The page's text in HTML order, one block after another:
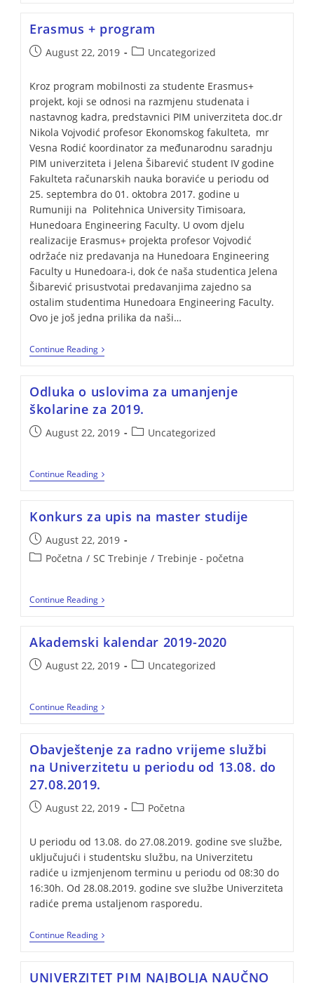
Erasmus + program
August 22, 2019 Uncategorized
Kroz program mobilnosti za studente Erasmus+
projekt, koji se odnosi na razmjenu studenata i
nastavnog kadra, predstavnici PIM univerziteta doc.dr
Nikola Vojvodić profesor Ekonomskog fakulteta, mr
Vesna Rodić koordinator za međunarodnu saradnju
PIM univerziteta i Jelena Šibarević student IV godine
Fakulteta računarskih nauka boraviće u periodu od
25. septembra do 01. oktobra 2017. godine u
Rumuniji na Politehnica University Timisoara,
Hunedoara Engineering Faculty. U ovom djelu
realizacije Erasmus+ projekta profesor Vojvodić
održaće niz predavanja na Hunedoara Engineering
Faculty u Hunedoara-i, dok će naša studentica Jelena
Šibarević prisustvotai predavanjima zajedno sa
ostalim studentima Hunedoara Engineering Faculty.
Ovo je još jedna prilika da naši…
Continue Reading
Odluka o uslovima za umanjenje
školarine za 2019.
August 22, 2019 Uncategorized
Continue Reading
Konkurs za upis na master studije
August 22, 2019
Početna / SC Trebinje / Trebinje - početna
Continue Reading
Akademski kalendar 2019-2020
August 22, 2019 Uncategorized
Continue Reading
Obavještenje za radno vrijeme službi
na Univerzitetu u periodu od 13.08. do
27.08.2019.
August 22, 2019 Početna
U periodu od 13.08. do 27.08.2019. godine sve službe,
uključujući i studentsku službu, na Univerzitetu
radiće u izmjenjenom terminu u periodu od 08:30 do
16:30h. Od 28.08.2019. godine sve službe Univerziteta
radiće prema ustaljenom rasporedu.
Continue Reading
UNIVERZITET PIM NAJBOLJA NAUČNO